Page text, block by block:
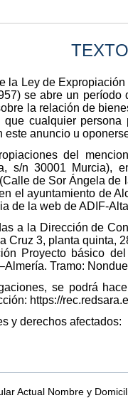
TEXTO
la Ley de
se abre un
la relación de
cualquier
anuncio u
del
s/n 30001 Murcia),
de Sor Ángela
el ayuntamiento de
de la web de ADIF-
a la Dirección de
Cruz 3, planta quinta,
Proyecto básico
Tramo:
se podrá
https://
y derechos afectados:
Actual Nombre y